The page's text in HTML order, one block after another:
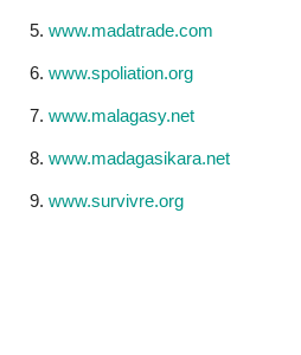
www.madatrade.com
www.spoliation.org
www.malagasy.net
www.madagasikara.net
www.survivre.org